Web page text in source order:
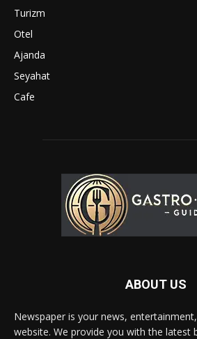
Turizm
Otel
Ajanda
Seyahat
Cafe
ABOUT US
Newspaper is your news,
website. We provide you with the latest